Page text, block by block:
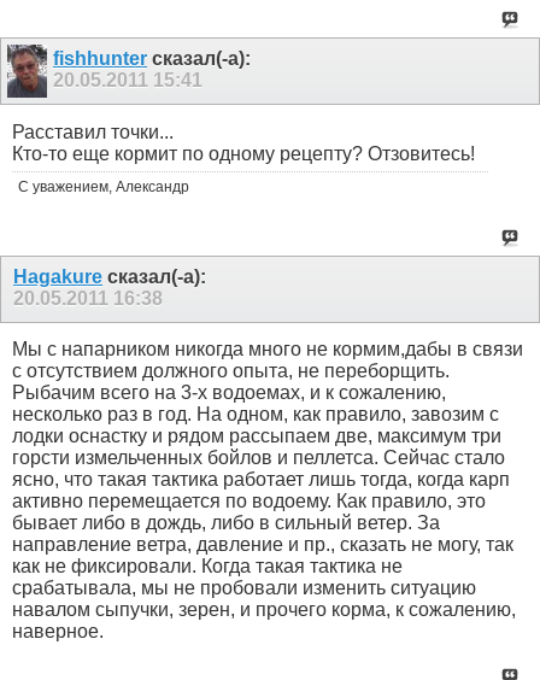
fishhunter сказал(-а):
20.05.2011 15:41
Расставил точки...
Кто-то еще кормит по одному рецепту? Отзовитесь!
С уважением, Александр
Hagakure сказал(-а):
20.05.2011 16:38
Мы с напарником никогда много не кормим,дабы в связи
с отсутствием должного опыта, не переборщить.
Рыбачим всего на 3-х водоемах, и к сожалению,
несколько раз в год. На одном, как правило, завозим с
лодки оснастку и рядом рассыпаем две, максимум три
горсти измельченных бойлов и пеллетса. Сейчас стало
ясно, что такая тактика работает лишь тогда, когда карп
активно перемещается по водоему. Как правило, это
бывает либо в дождь, либо в сильный ветер. За
направление ветра, давление и пр., сказать не могу, так
как не фиксировали. Когда такая тактика не
срабатывала, мы не пробовали изменить ситуацию
навалом сыпучки, зерен, и прочего корма, к сожалению,
наверное.